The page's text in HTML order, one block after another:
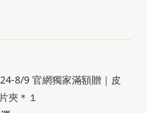
8/9 官網獨家滿額贈｜皮
夾＊１